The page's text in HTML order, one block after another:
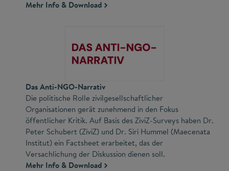
Mehr Info & Download
Das Anti-NGO-Narrativ
Die politische Rolle zivilgesellschaftlicher
Organisationen gerät zunehmend in den Fokus
öffentlicher Kritik. Auf Basis des ZiviZ-Surveys haben Dr.
Peter Schubert (ZiviZ) und Dr. Siri Hummel (Maecenata
Institut) ein Factsheet erarbeitet, das der
Versachlichung der Diskussion dienen soll.
Mehr Info & Download